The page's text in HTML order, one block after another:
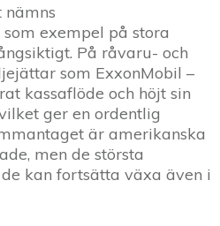
nämns
exempel på stora
På råvaru- och
som ExxonMobil –
kassaflöde och höjt sin
ger en ordentlig
är amerikanska
men de största
kan fortsätta växa även i